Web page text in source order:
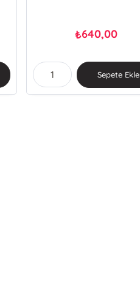
₺640,00
Sepete Ekle